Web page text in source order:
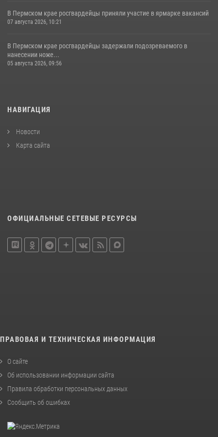
В Пермском крае росгвардейцы приняли участие в ярмарке вакансий
07 августа 2026, 10:21
В Пермском крае росгвардейцы задержали подозреваемого в
нанесении ноже...
05 августа 2026, 09:56
НАВИГАЦИЯ
Новости
Карта сайта
ОФИЦИАЛЬНЫЕ СЕТЕВЫЕ РЕСУРСЫ
ПРАВОВАЯ И ТЕХНИЧЕСКАЯ ИНФОРМАЦИЯ
О сайте
Об использовании информации сайта
Правила обработки персональных данных
Сообщить об ошибках